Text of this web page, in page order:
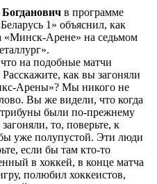
в программе
1» объяснил, как
«Минск-Арене» на седьмом
на подобные матчи
как вы загоняли
Арены»? Мы никого не
Вы же видели, что когда
были по-прежнему
то, поверьте, к
уже полупустой. Эти люди
если бы там кто-то
в хоккей, в конце матча
полюбил хоккеистов,